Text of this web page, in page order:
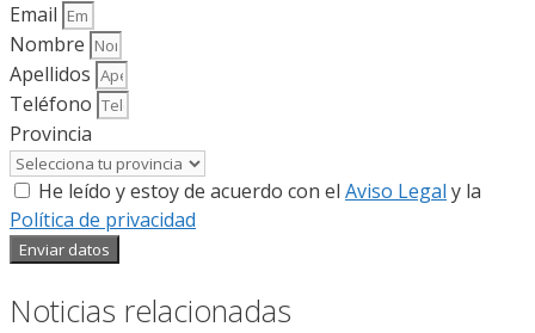
Email
Nombre
Apellidos
Teléfono
Provincia
He leído y estoy de acuerdo con el Aviso Legal y la
Política de privacidad
Enviar datos
Noticias relacionadas